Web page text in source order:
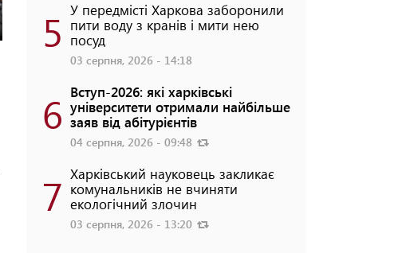
5 У передмісті Харкова заборонили
пити воду з кранів і мити нею
посуд
03 серпня, 2026 - 14:18
6 Вступ-2026: які харківські
університети отримали найбільше
заяв від абітурієнтів
04 серпня, 2026 - 09:48
7 Харківський науковець закликає
комунальників не вчиняти
екологічний злочин
03 серпня, 2026 - 13:20